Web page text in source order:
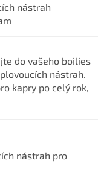
nástrah
do vašeho boilies
nástrah.
kapry po celý rok,
nástrah pro